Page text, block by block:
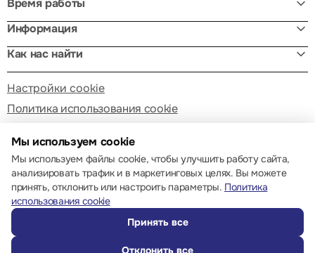
Время работы
Информация
Как нас найти
Настройки cookie
Политика использования cookie
© 2013 – 2026 ECOM
Мы используем cookie
Мы используем файлы cookie, чтобы улучшить работу сайта,
анализировать трафик и в маркетинговых целях. Вы можете
принять, отклонить или настроить параметры. Политика
использования cookie
Принять все
Отклонить все